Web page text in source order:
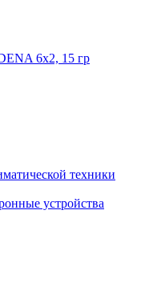
6х2, 15 гр
техники
устройства